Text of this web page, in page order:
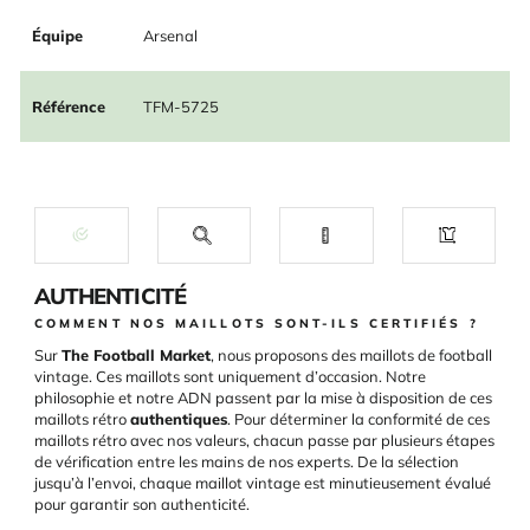
Équipe Arsenal
Référence TFM-5725
AUTHENTICITÉ
COMMENT NOS MAILLOTS SONT-ILS CERTIFIÉS ?
SurThe Football Market, nous proposons des maillots de football
vintage. Ces maillots sont uniquement d’occasion. Notre
philosophie et notre ADN passent par la mise à disposition de ces
maillots rétroauthentiques. Pour déterminer la conformité de ces
maillots rétro avec nos valeurs, chacun passe par plusieurs étapes
de vérification entre les mains de nos experts. De la sélection
jusqu’à l’envoi, chaque maillot vintage est minutieusement évalué
pour garantir son authenticité.